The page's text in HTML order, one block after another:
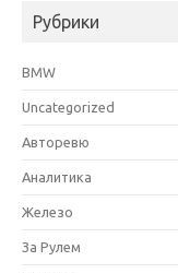
Рубрики
BMW
Uncategorized
Авторевю
Аналитика
Железо
За Рулем